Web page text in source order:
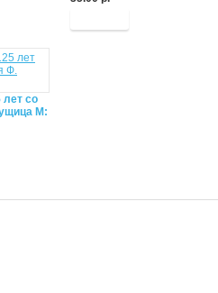
лет со
М: